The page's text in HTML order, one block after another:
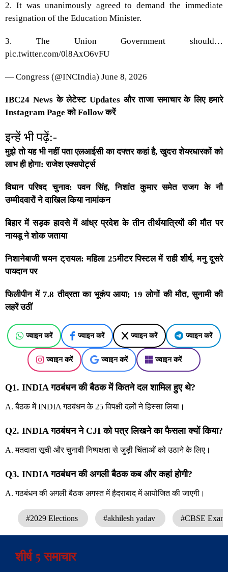
2. It was unanimously agreed to demand the immediate
resignation of the Education Minister.
3. The Union Government should…
pic.twitter.com/0l8AxO6vFU
— Congress (@INCIndia) June 8, 2026
IBC24 News के लेटेस्ट Updates और ताजा समाचार के लिए हमारे
Instagram Page को Follow करें
इन्हें भी पढ़ें:-
मुझे तो यह भी नहीं पता एलआईसी का दफ्तर कहां है, खुदरा शेयरधारकों को
लाभ ही होगा: राजेश एक्सपोर्ट्स
विधान परिषद चुनाव: पवन सिंह, निशांत कुमार समेत राजग के नौ
उम्मीदवारों ने दाखिल किया नामांकन
बिहार में सड़क हादसे में आंध्र प्रदेश के तीन तीर्थयात्रियों की मौत पर
नायडू ने शोक जताया
निशानेबाजी चयन ट्रायल: महिला 25मीटर पिस्टल में राही शीर्ष, मनु दूसरे
पायदान पर
फिलीपीन में 7.8 तीव्रता का भूकंप आया; 19 लोगों की मौत, सुनामी की
लहरें उठीं
ज्वाइन करें ज्वाइन करें ज्वाइन करें ज्वाइन करें
ज्वाइन करें ज्वाइन करें ज्वाइन करें
Q1. INDIA गठबंधन की बैठक में कितने दल शामिल हुए थे?
A. बैठक में INDIA गठबंधन के 25 विपक्षी दलों ने हिस्सा लिया।
Q2. INDIA गठबंधन ने CJI को पत्र लिखने का फैसला क्यों किया?
A. मतदाता सूची और चुनावी निष्पक्षता से जुड़ी चिंताओं को उठाने के लिए।
Q3. INDIA गठबंधन की अगली बैठक कब और कहां होगी?
A. गठबंधन की अगली बैठक अगस्त में हैदराबाद में आयोजित की जाएगी।
#2029 Elections #akhilesh yadav #CBSE
शीर्ष 5 समाचार